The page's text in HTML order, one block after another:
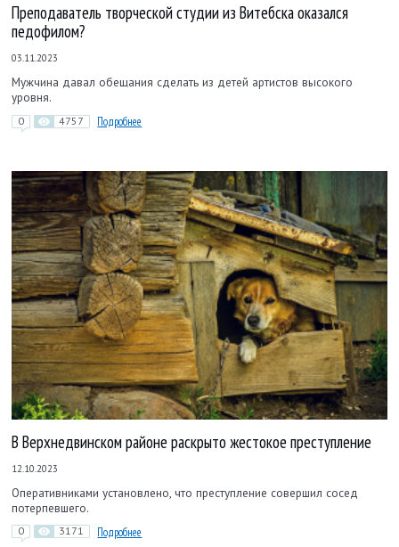
Преподаватель творческой студии из Витебска оказался
педофилом?
03.11.2023
Мужчина давал обещания сделать из детей артистов высокого
уровня.
0 4757 Подробнее
В Верхнедвинском районе раскрыто жестокое преступление
12.10.2023
Оперативниками установлено, что преступление совершил сосед
потерпевшего.
0 3171 Подробнее